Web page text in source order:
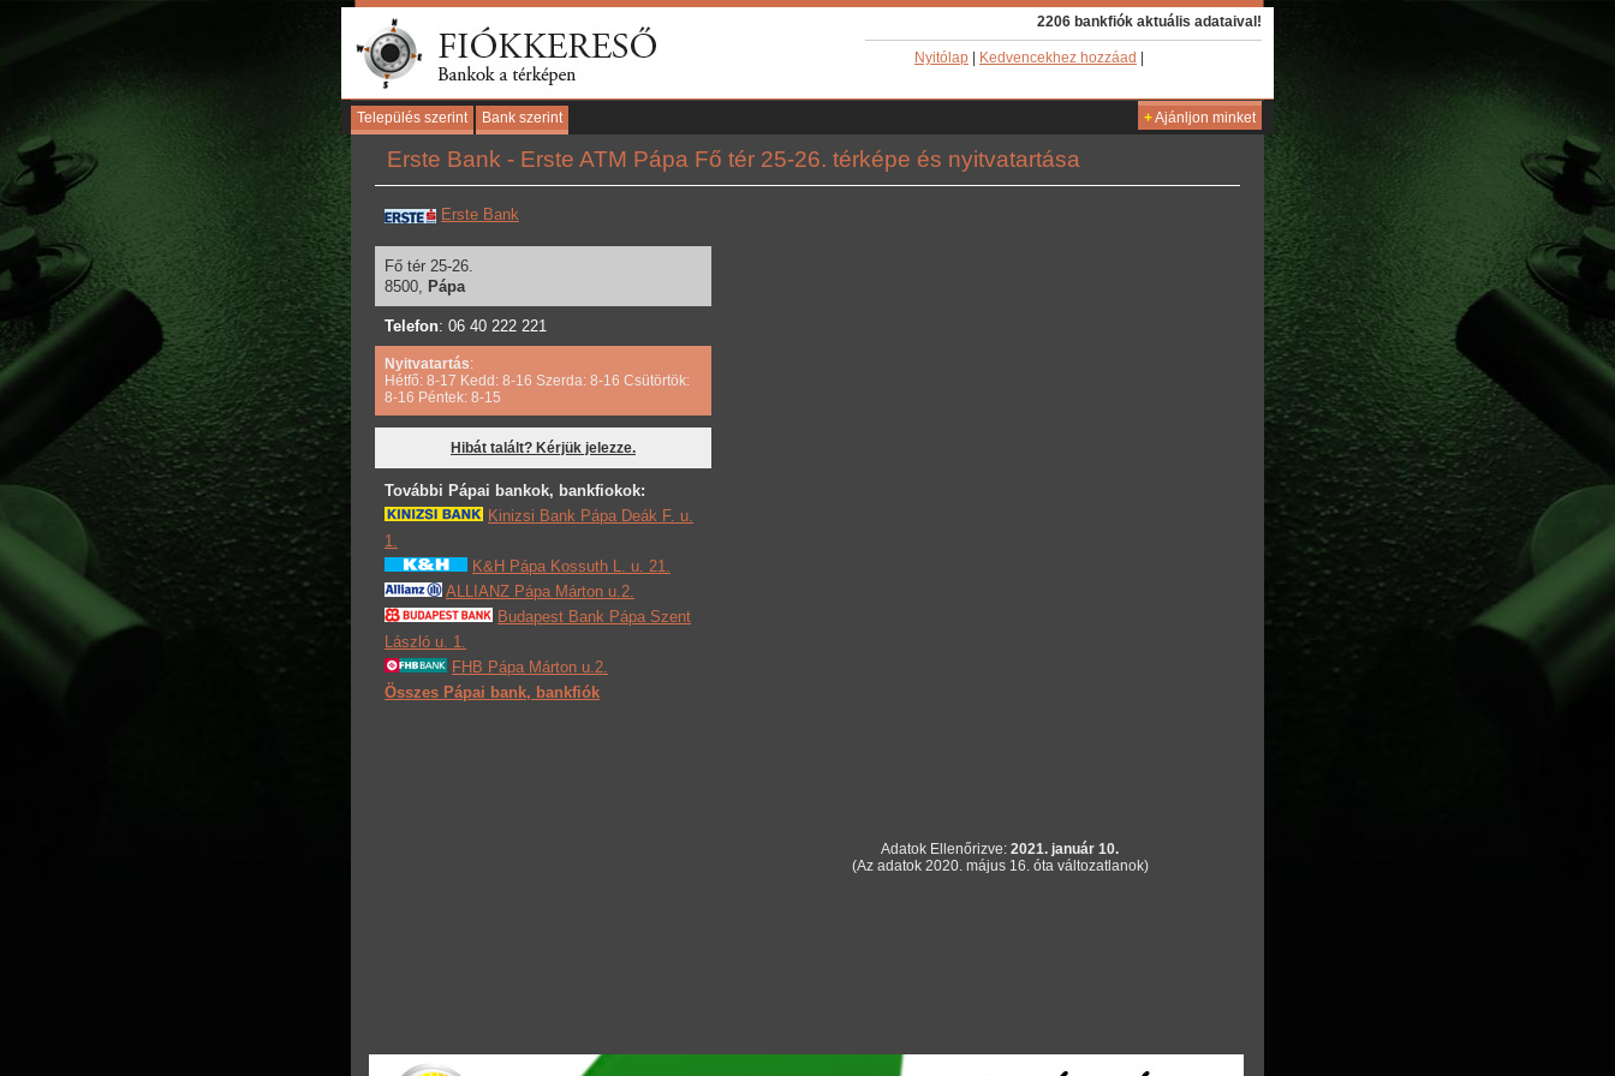
2206 bankfiók aktuális adataival!
Nyitólap Kedvencekhez hozzáad
Település szerint Bank szerint +Ajánljon minket
Erste Bank - Erste ATM Pápa Fő tér 25-26. térképe és nyitvatartása
Adatok Ellenőrizve: 2021. január 10.
(Az adatok 2020. május 16. óta változatlanok)
Erste Bank
Fő tér 25-26.
8500, Pápa
Telefon: 06 40 222 221
Nyitvatartás:
Hétfő: 8-17 Kedd: 8-16 Szerda: 8-16 Csütörtök:
8-16 Péntek: 8-15
Hibát talált? Kérjük jelezze.
További Pápai bankok, bankfiokok:
Kinizsi Bank Pápa Deák F. u.
1.
K&H Pápa Kossuth L. u. 21.
ALLIANZ Pápa Márton u.2.
Budapest Bank Pápa Szent
László u. 1.
FHB Pápa Márton u.2.
Összes Pápai bank, bankfiók